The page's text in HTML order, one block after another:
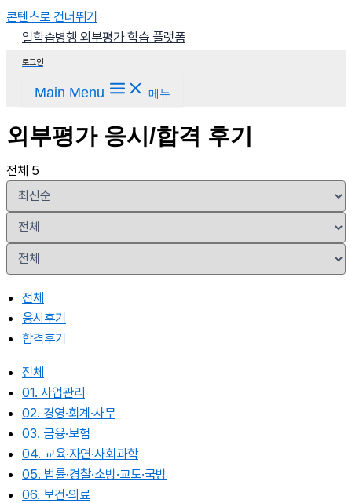
콘텐츠로 건너뛰기
일학습병행 외부평가 학습 플랫폼
로그인
Main Menu 메뉴
외부평가 응시/합격 후기
전체 5
전체
응시후기
합격후기
전체
01. 사업관리
02. 경영·회계·사무
03. 금융·보험
04. 교육·자연·사회과학
05. 법률·경찰·소방·교도·국방
06. 보건·의료